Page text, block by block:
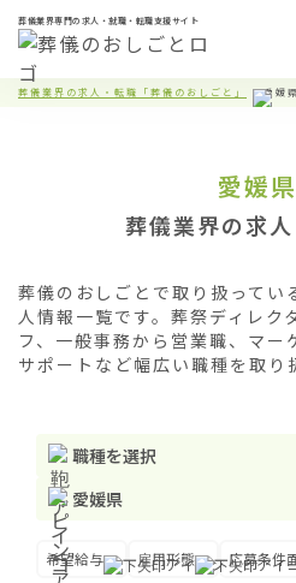
葬儀業界専門の求人・就職・転職支援サイト
葬儀業界の求人・転職「葬儀のおしごと」 愛媛
愛媛県
葬儀業界の求
葬儀のおしごとで取り扱ってい
人情報一覧です。葬祭ディレク
フ、一般事務から営業職、マー
サポートなど幅広い職種を取り
職種を選択
愛媛県
希望給与 雇用形態 応募条件